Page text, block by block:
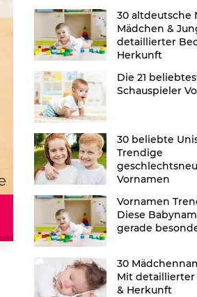
30 altdeutsche
Mädchen &
detaillierter
Herkunft
Die 21
Schauspieler
30 beliebte
Trendige
Vornamen
Vornamen
Diese
gerade
30
Mit
& Herkunft